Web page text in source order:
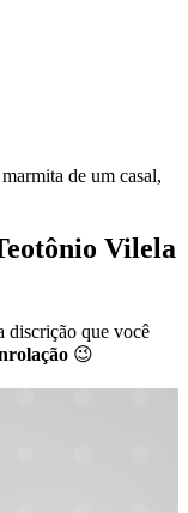
de um casal,
Vilela
discrição que você
😉